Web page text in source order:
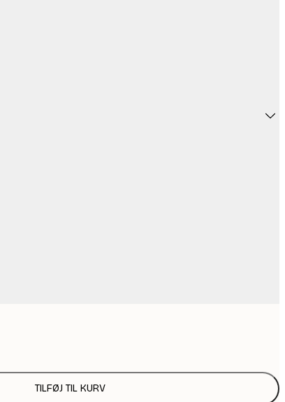
TILFØJ TIL KURV